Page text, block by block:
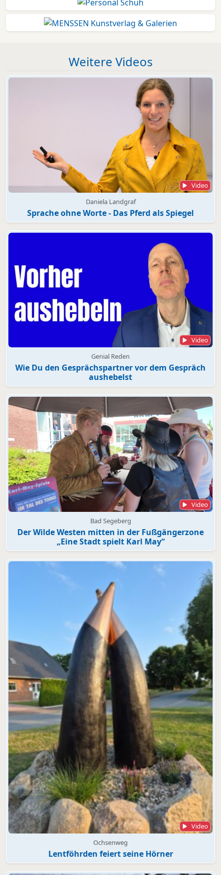
Weitere Videos
Video
Daniela Landgraf
Sprache ohne Worte - Das Pferd als Spiegel
Video
Genial Reden
Wie Du den Gesprächspartner vor dem Gespräch
aushebelst
Video
Bad Segeberg
Der Wilde Westen mitten in der Fußgängerzone
„Eine Stadt spielt Karl May“
Video
Ochsenweg
Lentföhrden feiert seine Hörner